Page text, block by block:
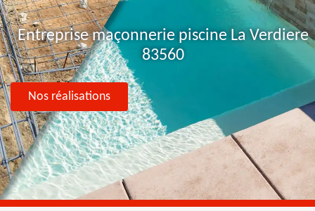
Entreprise maçonnerie piscine La Verdiere
83560
Nos réalisations